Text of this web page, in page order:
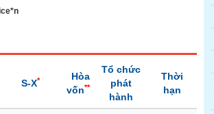
S-X*
Hòa
vốn**
Tổ chức
phát
hành
Thời
hạn